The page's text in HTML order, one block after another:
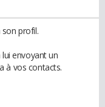
profil.
envoyant un
à vos contacts.